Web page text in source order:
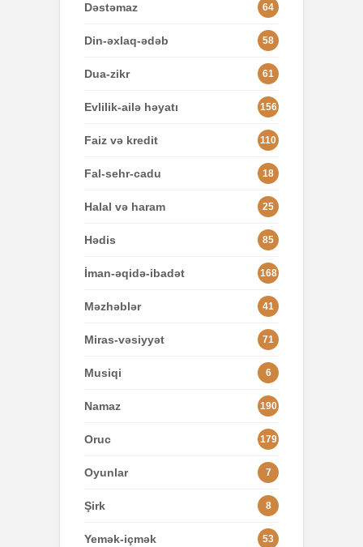
Dəstəmaz 64
Din-əxlaq-ədəb 58
Dua-zikr 61
Evlilik-ailə həyatı 156
Faiz və kredit 110
Fal-sehr-cadu 18
Halal və haram 25
Hədis 85
İman-əqidə-ibadət 168
Məzhəblər 41
Miras-vəsiyyət 71
Musiqi 6
Namaz 190
Oruc 179
Oyunlar 7
Şirk 8
Yemək-içmək 53